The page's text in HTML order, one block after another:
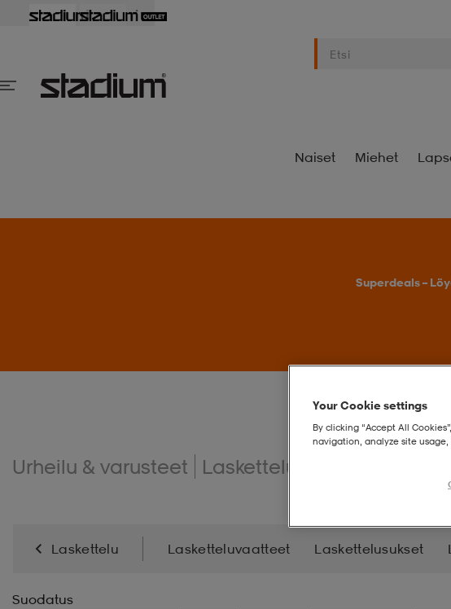
Naiset Miehet
Superdeals –
Urheilu & varusteet Laskettelu
Laskettelu Lasketteluvaatteet Laskettelusukset
Laskettelutarvikkeet
Suodatus
Your Cookie settings
By clicking “Accept All
navigation, analyze site